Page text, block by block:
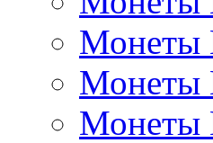
Монеты
Монеты
Монеты